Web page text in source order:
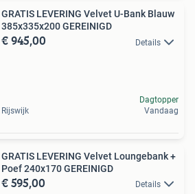
GRATIS LEVERING Velvet U-Bank Blauw
385x335x200 GEREINIGD
€ 945,00 Details
Rijswijk
Dagtopper
Vandaag
GRATIS LEVERING Velvet Loungebank +
Poef 240x170 GEREINIGD
€ 595,00 Details